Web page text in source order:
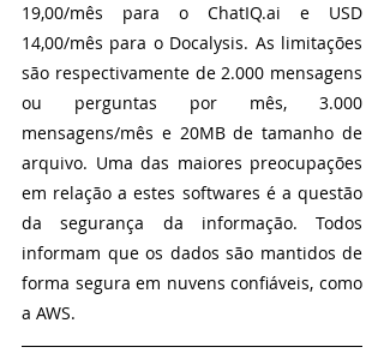
19,00/mês para o ChatIQ.ai e USD
14,00/mês para o Docalysis. As limitações
são respectivamente de 2.000 mensagens
ou perguntas por mês, 3.000
mensagens/mês e 20MB de tamanho de
arquivo. Uma das maiores preocupações
em relação a estes softwares é a questão
da segurança da informação. Todos
informam que os dados são mantidos de
forma segura em nuvens confiáveis, como
a AWS.